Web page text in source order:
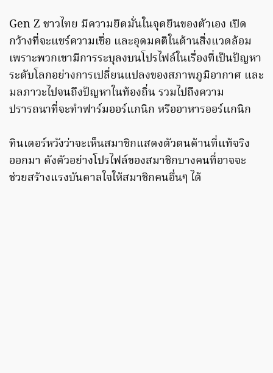
Gen Z ชาวไทย มีความยึดมั่นในจุดยืนของตัวเอง เปิด
กว้างที่จะแชร์ความเชื่อ และอุดมคติในด้านสิ่งแวดล้อม
เพราะพวกเขามีการระบุลงบนโปรไฟล์ในเรื่องที่เป็นปัญหา
ระดับโลกอย่างการเปลี่ยนแปลงของสภาพภูมิอากาศ และ
มลภาวะไปจนถึงปัญหาในท้องถิ่น รวมไปถึงความ
ปรารถนาที่จะทำฟาร์มออร์แกนิก หรืออาหารออร์แกนิก
ทินเดอร์หวังว่าจะเห็นสมาชิกแสดงตัวตนด้านที่แท้จริง
ออกมา ดังตัวอย่างโปรไฟล์ของสมาชิกบางคนที่อาจจะ
ช่วยสร้างแรงบันดาลใจให้สมาชิกคนอื่นๆ ได้